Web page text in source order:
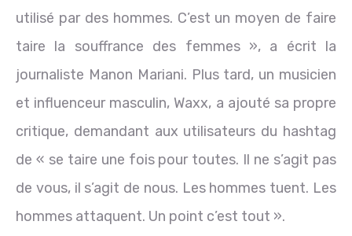
utilisé par des hommes. C’est un moyen de faire
taire la souffrance des femmes », a écrit la
journaliste Manon Mariani. Plus tard, un musicien
et influenceur masculin, Waxx, a ajouté sa propre
critique, demandant aux utilisateurs du hashtag
de « se taire une fois pour toutes. Il ne s’agit pas
de vous, il s’agit de nous. Les hommes tuent. Les
hommes attaquent. Un point c’est tout ».